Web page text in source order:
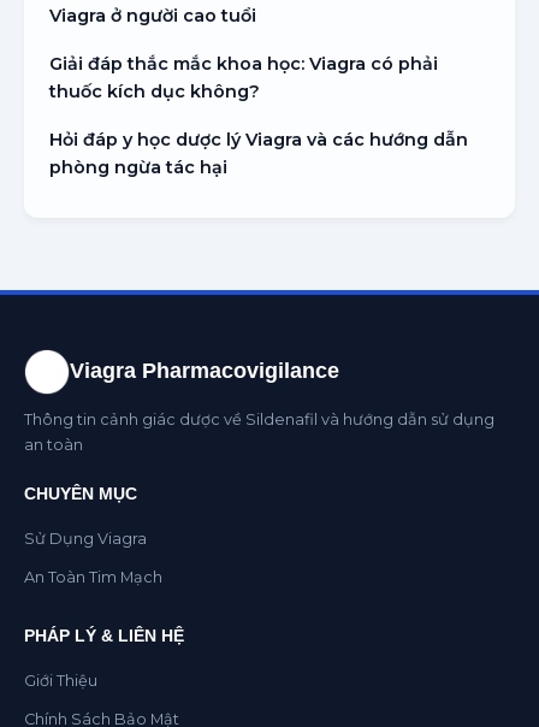
Viagra ở người cao tuổi
Giải đáp thắc mắc khoa học: Viagra có phải
thuốc kích dục không?
Hỏi đáp y học dược lý Viagra và các hướng dẫn
phòng ngừa tác hại
Viagra Pharmacovigilance
Thông tin cảnh giác dược về Sildenafil và hướng dẫn sử dụng
an toàn
CHUYÊN MỤC
Sử Dụng Viagra
An Toàn Tim Mạch
PHÁP LÝ & LIÊN HỆ
Giới Thiệu
Chính Sách Bảo Mật